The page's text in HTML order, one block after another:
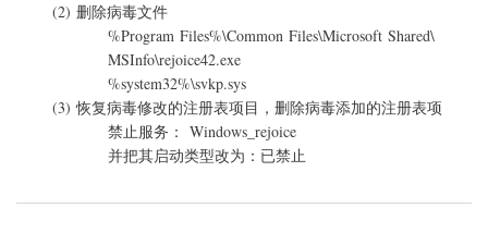
(2) 删除病毒文件
%Program Files%\Common Files\Microsoft Shared\
MSInfo\rejoice42.exe
%system32%\svkp.sys
(3) 恢复病毒修改的注册表项目，删除病毒添加的注册表项
禁止服务： Windows_rejoice
并把其启动类型改为：已禁止